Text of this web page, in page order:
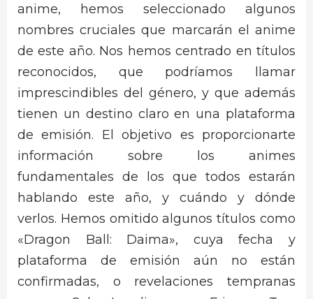
anime, hemos seleccionado algunos
nombres cruciales que marcarán el anime
de este año. Nos hemos centrado en títulos
reconocidos, que podríamos llamar
imprescindibles del género, y que además
tienen un destino claro en una plataforma
de emisión. El objetivo es proporcionarte
información sobre los animes
fundamentales de los que todos estarán
hablando este año, y cuándo y dónde
verlos. Hemos omitido algunos títulos como
«Dragon Ball: Daima», cuya fecha y
plataforma de emisión aún no están
confirmadas, o revelaciones tempranas